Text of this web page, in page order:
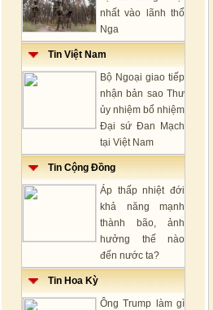
nhất vào lãnh thổ
Nga
Tin Việt Nam
Bộ Ngoại giao tiếp
nhận bản sao Thư
ủy nhiệm bổ nhiệm
Đại sứ Đan Mạch
tại Việt Nam
Tin Cộng Đồng
Áp thấp nhiệt đới
khả năng mạnh
thành bão, ảnh
hưởng thế nào
đến nước ta?
Tin Hoa Kỳ
Ông Trump làm gì